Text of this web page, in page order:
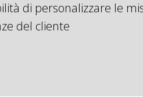
di personalizzare le
del cliente